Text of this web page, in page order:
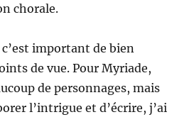
chorale.
important de bien
de vue. Pour Myriade,
de personnages, mais
l’intrigue et d’écrire, j’ai